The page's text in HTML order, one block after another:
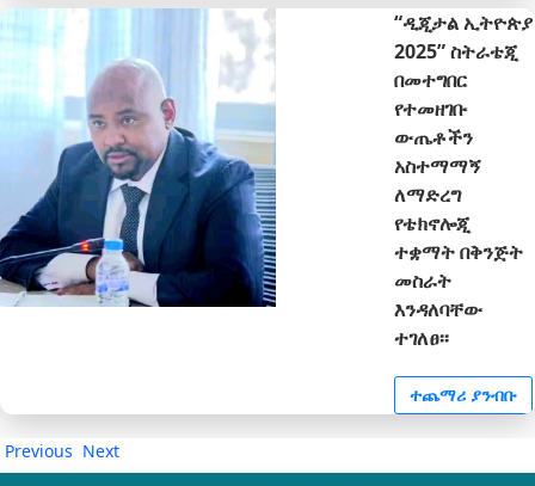
“ዲጂታል ኢትዮጵያ
2025” ስትራቴጂ
በመተግበር
የተመዘገቡ
ውጤቶችን
አስተማማኝ
ለማድረግ
የቴክኖሎጂ
ተቋማት በቅንጅት
መስራት
እንዳለባቸው
ተገለፀ፡፡
ተጨማሪ ያንብቡ
Previous Next